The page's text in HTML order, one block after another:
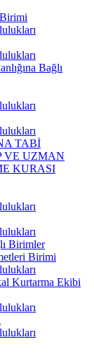
Bağlı
TABİ
VE UZMAN
KURASI
Birimler
Birimi
Kurtarma Ekibi